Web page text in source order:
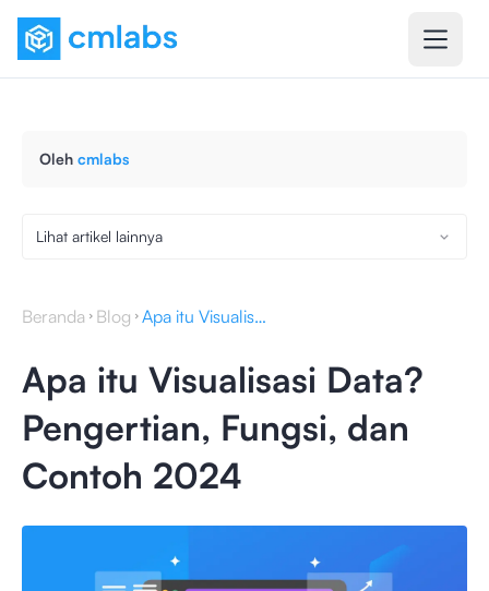
Oleh cmlabs
Lihat artikel lainnya
Beranda Blog Apa itu Visualisasi Data? Pengertian, Fungsi, dan Contoh 2024
Apa itu Visualisasi Data?
Pengertian, Fungsi, dan
Contoh 2024